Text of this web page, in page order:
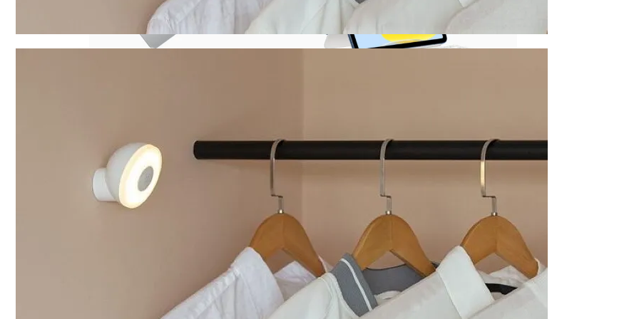
Ученые Назвали Новую Смертельную Угрозу Для Человечества
Google Вновь Привлекут К Ответственности За Повторное Неудаление Запрещённых Материалов